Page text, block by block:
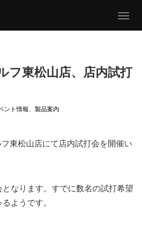
T
n
a
o
フ東松山店、店内試打
ント情報、 製品案内
東松山店にて店内試打会を開催い
なります。すでに数名の試打希望
ようです。